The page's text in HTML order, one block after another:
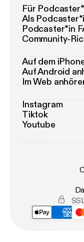
Für
Als
Podcaster*in
Community-
Auf dem
Auf Android
Im Web
Instagram
Tiktok
Youtube